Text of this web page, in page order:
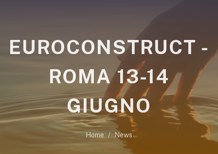
EUROCONSTRUCT -
ROMA 13-14
GIUGNO
Home News